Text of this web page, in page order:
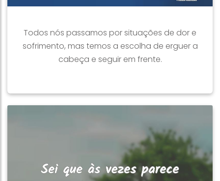
Todos nós passamos por situações de dor e
sofrimento, mas temos a escolha de erguer a
cabeça e seguir em frente.